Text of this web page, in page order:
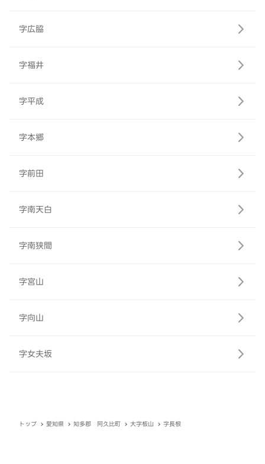
字広脇
字福井
字平成
字本郷
字前田
字南天白
字南狭間
字宮山
字向山
字女夫坂
トップ 愛知県 知多郡 阿久比町 大字板山 字長根